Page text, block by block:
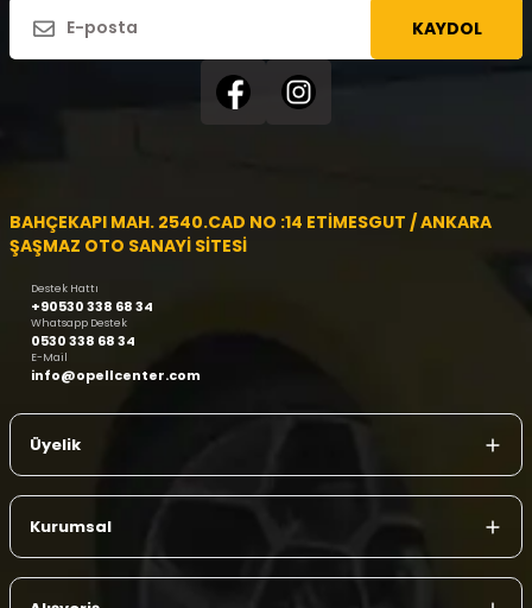
KAYDOL
BAHÇEKAPI MAH. 2540.CAD NO :14 ETİMESGUT / ANKARA
ŞAŞMAZ OTO SANAYİ SİTESİ
Destek Hattı
+90530 338 68 34
Whatsapp Destek
0530 338 68 34
E-Mail
info@opellcenter.com
Üyelik
Kurumsal